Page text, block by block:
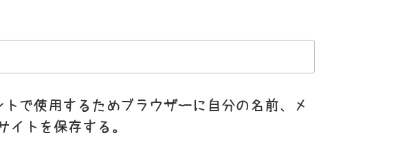
トで使用するためブラウザーに自分の名前、メ
イトを保存する。